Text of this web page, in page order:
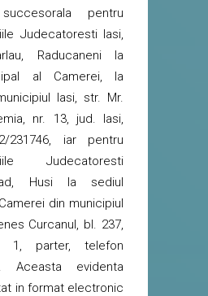
pentru
Judecatoresti Iasi,
Raducaneni la
al Camerei, la
Iasi, str. Mr.
nr. 13, jud. Iasi,
231746, iar pentru
Judecatoresti
Husi la sediul
din municipiul
Curcanul, bl. 237,
parter, telefon
Aceasta evidenta
in format electronic